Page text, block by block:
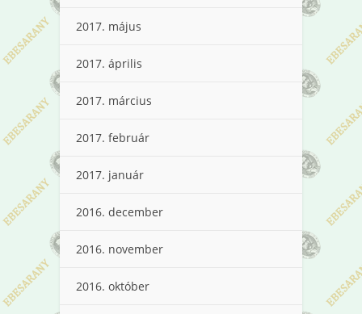
2017. május
2017. április
2017. március
2017. február
2017. január
2016. december
2016. november
2016. október